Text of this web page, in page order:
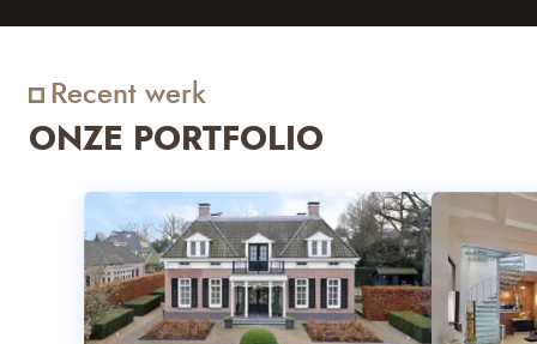
Recent werk
ONZE PORTFOLIO